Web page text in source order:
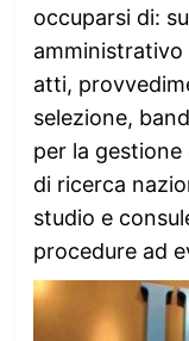
occuparsi di:
amministrativo
atti,
selezione,
per la
di ricerca
studio e
procedure ad